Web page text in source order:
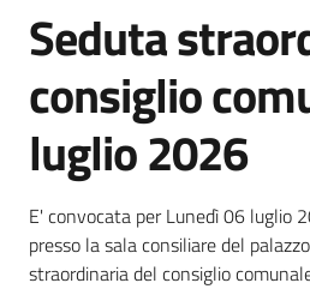
Seduta
consiglio
luglio 2026
Dettagli della
E' convocata per Lunedì 06 luglio
presso la sala consiliare del
straordinaria del consiglio